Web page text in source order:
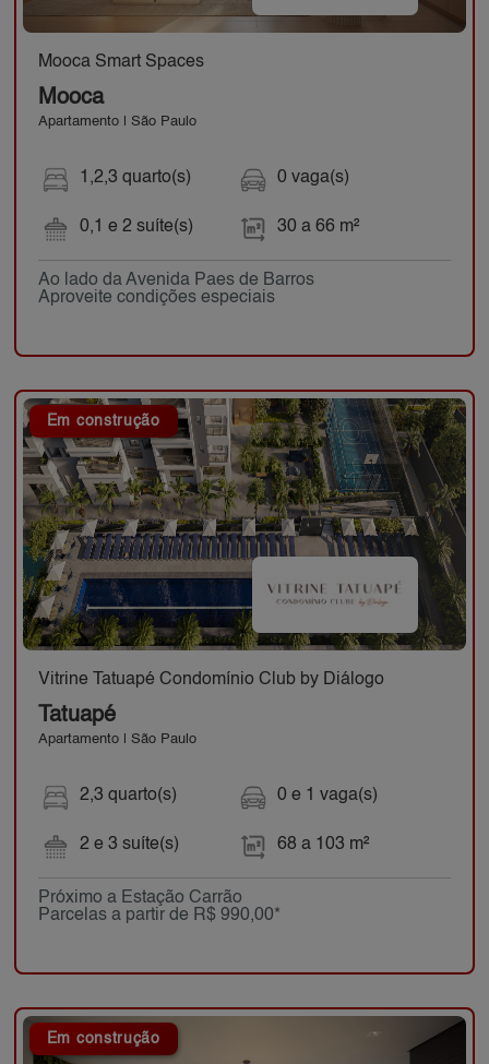
Mooca Smart Spaces
Mooca
Apartamento | São Paulo
1,2,3 quarto(s)
0,1 e 2 suíte(s)
0 vaga(s)
30 a 66 m²
Ao lado da Avenida Paes de Barros
Aproveite condições especiais
Em construção
Vitrine Tatuapé Condomínio Club by Diálogo
Tatuapé
Apartamento | São Paulo
2,3 quarto(s)
2 e 3 suíte(s)
0 e 1 vaga(s)
68 a 103 m²
Próximo a Estação Carrão
Parcelas a partir de R$ 990,00*
Em construção